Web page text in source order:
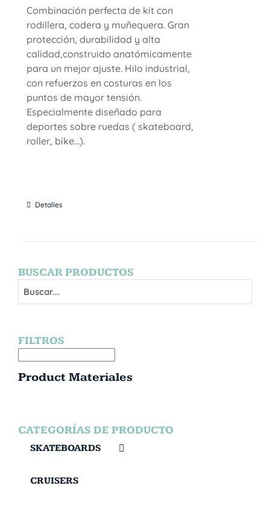
Combinación perfecta de kit con
rodillera, codera y muñequera. Gran
protección, durabilidad y alta
calidad,construido anatómicamente
para un mejor ajuste. Hilo industrial,
con refuerzos en costuras en los
puntos de mayor tensión.
Especialmente diseñado para
deportes sobre ruedas ( skateboard,
roller, bike...).
Detalles
BUSCAR PRODUCTOS
FILTROS
Product Materiales
CATEGORÍAS DE PRODUCTO
SKATEBOARDS
CRUISERS